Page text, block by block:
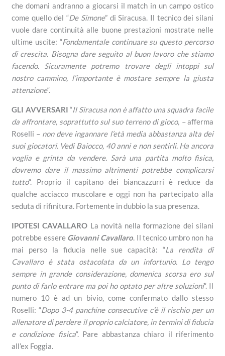
che domani andranno a giocarsi il match in un campo ostico
come quello del “De Simone” di Siracusa. Il tecnico dei silani
vuole dare continuità alle buone prestazioni mostrate nelle
ultime uscite: “Fondamentale continuare su questo percorso
di crescita. Bisogna dare seguito al buon lavoro che stiamo
facendo. Sicuramente potremo trovare degli intoppi sul
nostro cammino, l’importante è mostare sempre la giusta
attenzione“.
GLI AVVERSARI“Il Siracusa non è affatto una squadra facile
da affrontare, soprattutto sul suo terreno di gioco, –afferma
Roselli – non deve ingannare l’età media abbastanza alta dei
suoi giocatori. Vedi Baiocco, 40 anni e non sentirli. Ha ancora
voglia e grinta da vendere. Sarà una partita molto fisica,
dovremo dare il massimo altrimenti potrebbe complicarsi
tutto“. Proprio il capitano dei biancazzurri è reduce da
qualche acciacco muscolare e oggi non ha partecipato alla
seduta di rifinitura. Fortemente in dubbio la sua presenza.
IPOTESI CAVALLARO La novità nella formazione dei silani
potrebbe essere Giovanni Cavallaro. Il tecnico umbro non ha
mai perso la fiducia nelle sue capacità: “La rendita di
Cavallaro è stata ostacolata da un infortunio. Lo tengo
sempre in grande considerazione, domenica scorsa ero sul
punto di farlo entrare ma poi ho optato per altre soluzioni“. Il
numero 10 è ad un bivio, come confermato dallo stesso
Roselli: “Dopo 3-4 panchine consecutive c’è il rischio per un
allenatore di perdere il proprio calciatore, in termini di fiducia
e condizione fisica“. Pare abbastanza chiaro il riferimento
all’ex Foggia.